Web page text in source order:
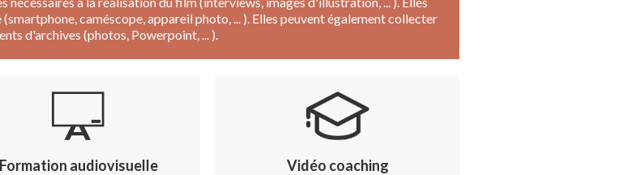
caméscope, appareil photo, ... ). Elles peuvent également collecter
d'archives (photos, Powerpoint, ... ).
Formation audiovisuelle Vidéo coaching